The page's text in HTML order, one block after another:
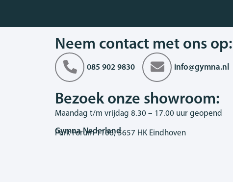
Neem contact met ons op:
085 902 9830 info@gymna.nl
Bezoek onze showroom:
Maandag t/m vrijdag 8.30 – 17.00 uur geopend
Gymna Nederland
Park Forum 1106, 5657 HK Eindhoven